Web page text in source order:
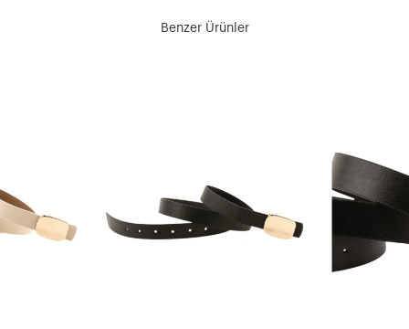
Benzer Ürünler